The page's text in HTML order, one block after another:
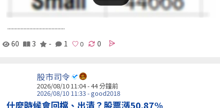
.......................................
60
3 - 1 0
股市司令
2026/08/10 11:04 -44 分鐘前
2026/08/10 11:33 - good2018
什麼時候會回檔、出清？股票漲50.87%